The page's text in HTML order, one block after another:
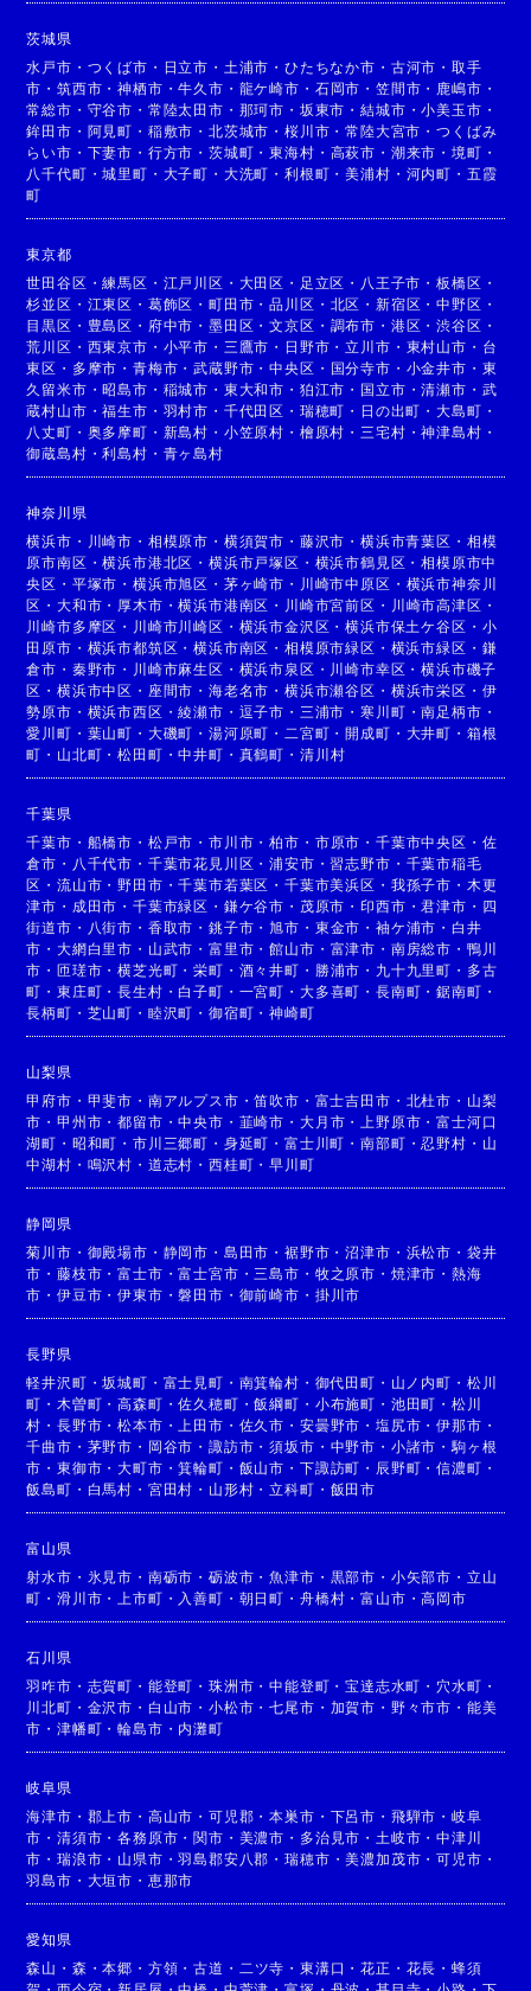
茨城県
水戸市 ・ つくば市 ・ 日立市 ・ 土浦市 ・ひたちなか市 ・ 古河市 ・ 取手
市 ・筑西市 ・神栖市 ・牛久市 ・ 龍ケ崎市 ・ 石岡市 ・ 笠間市 ・ 鹿嶋市 ・
常総市 ・ 守谷市 ・ 常陸太田市 ・ 那珂市 ・ 坂東市 ・結城市 ・小美玉市 ・
鉾田市 ・ 阿見町 ・ 稲敷市 ・北茨城市 ・桜川市 ・常陸大宮市 ・つくばみ
らい市 ・ 下妻市 ・ 行方市 ・茨城町 ・東海村 ・ 高萩市 ・ 潮来市 ・ 境町 ・
八千代町 ・城里町 ・ 大子町 ・ 大洗町 ・利根町 ・美浦村 ・ 河内町 ・ 五霞
町
東京都
世田谷区 ・練馬区 ・ 江戸川区 ・ 大田区 ・ 足立区 ・ 八王子市 ・板橋区 ・
杉並区 ・ 江東区 ・ 葛飾区 ・町田市 ・品川区 ・ 北区 ・ 新宿区 ・中野区 ・
目黒区 ・ 豊島区 ・ 府中市 ・墨田区 ・文京区 ・ 調布市 ・ 港区 ・渋谷区 ・
荒川区 ・ 西東京市 ・ 小平市 ・ 三鷹市 ・ 日野市 ・立川市 ・ 東村山市 ・ 台
東区 ・ 多摩市 ・青梅市 ・武蔵野市 ・中央区 ・ 国分寺市 ・ 小金井市 ・ 東
久留米市 ・昭島市 ・ 稲城市 ・ 東大和市 ・ 狛江市 ・ 国立市 ・清瀬市 ・ 武
蔵村山市 ・福生市 ・ 羽村市 ・ 千代田区 ・ 瑞穂町 ・ 日の出町 ・大島町 ・
八丈町 ・ 奥多摩町 ・ 新島村 ・ 小笠原村 ・ 檜原村 ・ 三宅村 ・神津島村 ・
御蔵島村 ・利島村 ・ 青ヶ島村
神奈川県
横浜市 ・ 川崎市 ・ 相模原市 ・ 横須賀市 ・ 藤沢市 ・横浜市青葉区 ・ 相模
原市南区 ・横浜市港北区 ・横浜市戸塚区 ・ 横浜市鶴見区 ・相模原市中
央区 ・ 平塚市 ・横浜市旭区 ・ 茅ヶ崎市 ・ 川崎市中原区 ・ 横浜市神奈川
区 ・大和市 ・ 厚木市 ・横浜市港南区 ・ 川崎市宮前区 ・ 川崎市高津区 ・
川崎市多摩区 ・ 川崎市川崎区 ・ 横浜市金沢区 ・横浜市保土ケ谷区 ・ 小
田原市 ・ 横浜市都筑区 ・横浜市南区 ・相模原市緑区 ・ 横浜市緑区 ・ 鎌
倉市 ・ 秦野市 ・ 川崎市麻生区 ・ 横浜市泉区 ・ 川崎市幸区 ・横浜市磯子
区 ・横浜市中区 ・ 座間市 ・海老名市 ・横浜市瀬谷区 ・ 横浜市栄区 ・ 伊
勢原市 ・ 横浜市西区 ・綾瀬市 ・ 逗子市 ・ 三浦市 ・寒川町 ・南足柄市 ・
愛川町 ・ 葉山町 ・ 大磯町 ・湯河原町 ・ 二宮町 ・開成町 ・ 大井町 ・ 箱根
町 ・ 山北町 ・松田町 ・中井町 ・ 真鶴町 ・ 清川村
千葉県
千葉市 ・ 船橋市 ・ 松戸市 ・市川市 ・柏市 ・ 市原市 ・ 千葉市中央区 ・ 佐
倉市 ・ 八千代市 ・ 千葉市花見川区 ・浦安市 ・習志野市 ・ 千葉市稲毛
区 ・流山市 ・野田市 ・千葉市若葉区 ・千葉市美浜区 ・ 我孫子市 ・ 木更
津市 ・ 成田市 ・千葉市緑区 ・ 鎌ケ谷市 ・ 茂原市 ・印西市 ・君津市 ・ 四
街道市 ・ 八街市 ・ 香取市 ・銚子市 ・旭市 ・ 東金市 ・ 袖ケ浦市 ・ 白井
市 ・大網白里市 ・ 山武市 ・富里市 ・館山市 ・ 富津市 ・ 南房総市 ・ 鴨川
市 ・匝瑳市 ・横芝光町 ・栄町 ・ 酒々井町 ・ 勝浦市 ・ 九十九里町 ・ 多古
町 ・東庄町 ・長生村 ・ 白子町 ・ 一宮町 ・ 大多喜町 ・ 長南町 ・鋸南町 ・
長柄町 ・ 芝山町 ・ 睦沢町 ・御宿町 ・神崎町
山梨県
甲府市 ・ 甲斐市 ・ 南アルプス市 ・笛吹市 ・ 富士吉田市 ・ 北杜市 ・ 山梨
市 ・甲州市 ・都留市 ・中央市 ・ 韮崎市 ・ 大月市 ・ 上野原市 ・富士河口
湖町 ・ 昭和町 ・市川三郷町 ・ 身延町 ・富士川町 ・南部町 ・忍野村 ・ 山
中湖村 ・ 鳴沢村 ・ 道志村 ・西桂町 ・早川町
静岡県
菊川市 ・ 御殿場市 ・ 静岡市 ・ 島田市 ・裾野市 ・沼津市 ・ 浜松市 ・ 袋井
市 ・藤枝市 ・富士市 ・富士宮市 ・ 三島市 ・ 牧之原市 ・ 焼津市 ・ 熱海
市 ・伊豆市 ・伊東市 ・磐田市 ・ 御前崎市 ・ 掛川市
長野県
軽井沢町 ・坂城町 ・ 富士見町 ・ 南箕輪村 ・ 御代田町 ・ 山ノ内町 ・ 松川
町 ・ 木曽町 ・高森町 ・佐久穂町 ・飯綱町 ・ 小布施町 ・ 池田町 ・ 松川
村 ・長野市 ・松本市 ・ 上田市 ・ 佐久市 ・ 安曇野市 ・ 塩尻市 ・伊那市 ・
千曲市 ・ 茅野市 ・ 岡谷市 ・諏訪市 ・須坂市 ・ 中野市 ・ 小諸市 ・ 駒ヶ根
市 ・東御市 ・大町市 ・箕輪町 ・ 飯山市 ・ 下諏訪町 ・ 辰野町 ・信濃町 ・
飯島町 ・ 白馬村 ・ 宮田村 ・ 山形村 ・立科町 ・ 飯田市
富山県
射水市 ・ 氷見市 ・ 南砺市 ・砺波市 ・魚津市 ・ 黒部市 ・ 小矢部市 ・ 立山
町 ・滑川市 ・ 上市町 ・ 入善町 ・ 朝日町 ・ 舟橋村 ・富山市 ・高岡市
石川県
羽咋市 ・ 志賀町 ・ 能登町 ・珠洲市 ・中能登町 ・宝達志水町 ・ 穴水町 ・
川北町 ・ 金沢市 ・ 白山市 ・小松市 ・七尾市 ・ 加賀市 ・ 野々市市 ・ 能美
市 ・津幡町 ・輪島市 ・ 内灘町
岐阜県
海津市 ・ 郡上市 ・ 高山市 ・可児郡 ・本巣市 ・ 下呂市 ・ 飛騨市 ・ 岐阜
市 ・清須市 ・各務原市 ・関市 ・ 美濃市 ・ 多治見市 ・ 土岐市 ・中津川
市 ・瑞浪市 ・ 山県市 ・羽島郡安八郡 ・瑞穂市 ・美濃加茂市 ・可児市 ・
羽島市 ・ 大垣市 ・ 恵那市
愛知県
森山 ・ 森 ・本郷 ・ 方領 ・古道 ・ 二ツ寺 ・ 東溝口 ・花正 ・ 花長 ・ 蜂須